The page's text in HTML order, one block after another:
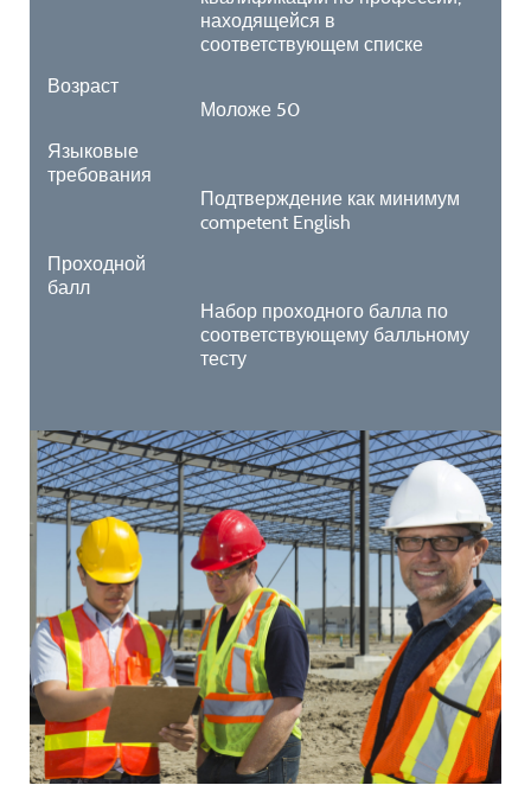
находящейся в
соответствующем списке
Возраст
Моложе 50
Языковые
требования
Подтверждение как минимум
competent English
Проходной
балл
Набор проходного балла по
соответствующему балльному
тесту